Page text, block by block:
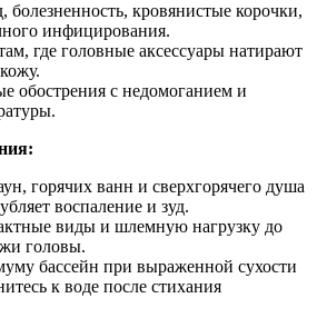
кровянистые корочки,
инфицирования.
где головные аксессуары натирают
обострения с недомоганием и
горячих ванн и сверхгорячего душа
воспаление и зуд.
виды и шлемную нагрузку до
головы.
бассейн при выраженной сухости
к воде после стихания